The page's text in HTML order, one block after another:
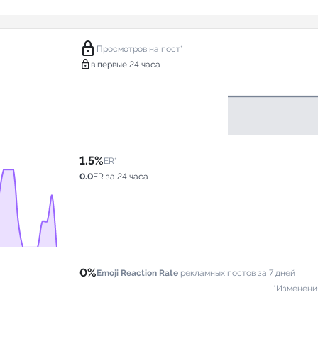
lock Просмотров на пост*
lock в первые 24 часа
1.5%ER*
0.0ER за 24 часа
0%Emoji Reaction Rate рекламных постов за 7 дней